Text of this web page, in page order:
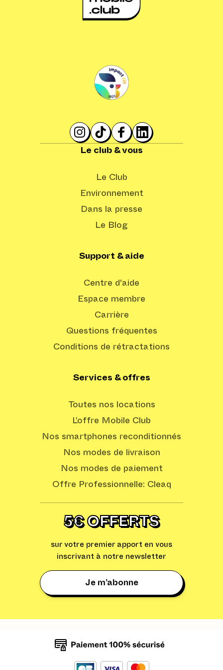
Le club & vous
Le Club
Environnement
Dans la presse
Le Blog
Support & aide
Centre d'aide
Espace membre
Carrière
Questions fréquentes
Conditions de rétractations
Services & offres
Toutes nos locations
L’offre Mobile Club
Nos smartphones reconditionnés
Nos modes de livraison
Nos modes de paiement
Offre Professionnelle: Cleaq
5€ OFFERTS
sur votre premier apport en vous
inscrivant à notre newsletter
Je m’abonne